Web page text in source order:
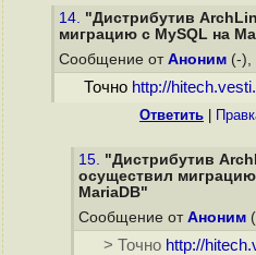
14. "Дистрибутив
миграцию с MySQL на
Сообщение от Аноним (-),
Точно http://
Ответить
15. "Дистрибутив
осуществил миграцию
MariaDB"
Сообщение от Аноним
> Точно http://